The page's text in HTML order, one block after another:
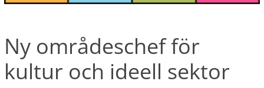
Ny områdeschef för
kultur och ideell sektor